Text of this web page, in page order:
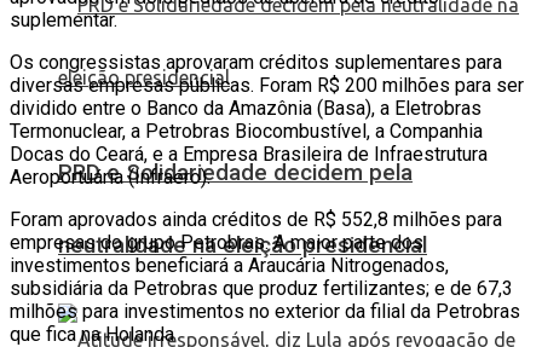
PRD e Solidariedade decidem pela
neutralidade na eleição presidencial
suplementar.
Os congressistas aprovaram créditos suplementares para
diversas empresas públicas. Foram R$ 200 milhões para ser
dividido entre o Banco da Amazônia (Basa), a Eletrobras
Termonuclear, a Petrobras Biocombustível, a Companhia
Docas do Ceará, e a Empresa Brasileira de Infraestrutura
Aeroportuária (Infraero).
Foram aprovados ainda créditos de R$ 552,8 milhões para
empresas do grupo Petrobras. A maior parte dos
investimentos beneficiará a Araucária Nitrogenados,
subsidiária da Petrobras que produz fertilizantes; e de 67,3
milhões para investimentos no exterior da filial da Petrobras
que fica na Holanda